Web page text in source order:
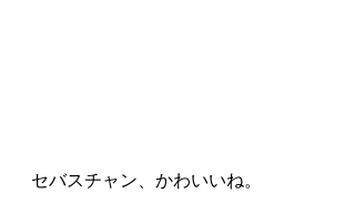
セバスチャン、かわいいね。